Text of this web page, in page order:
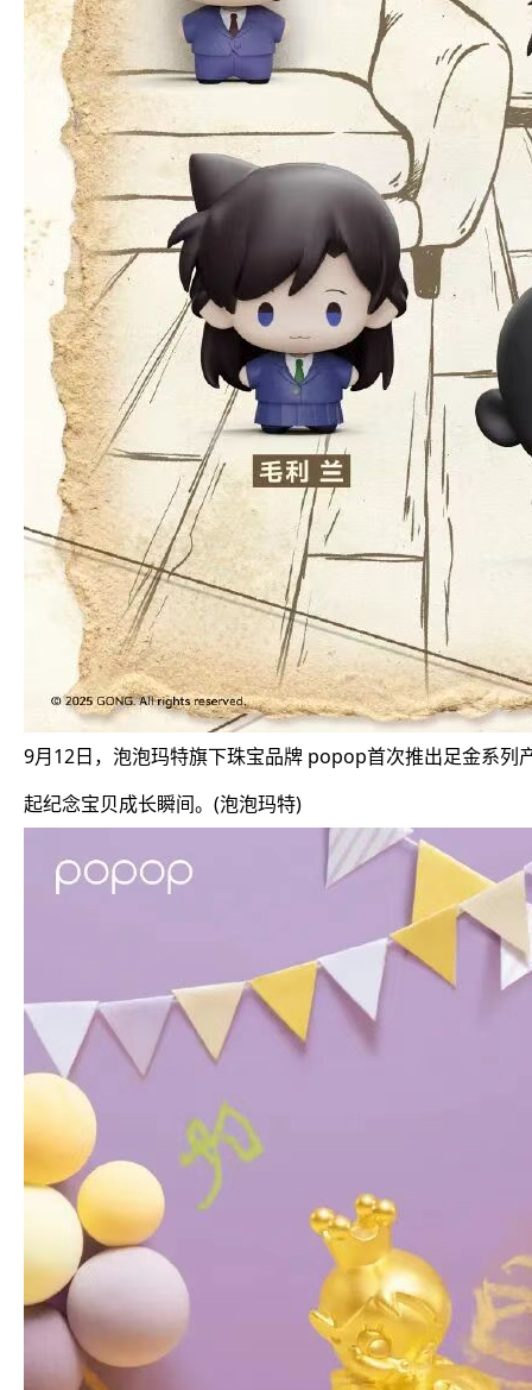
9月12日，泡泡玛特旗下珠宝品牌 popop首次推出足金系
起纪念宝贝成长瞬间。(泡泡玛特)